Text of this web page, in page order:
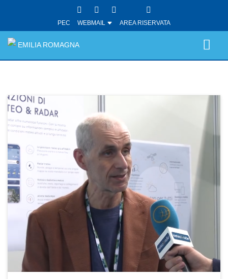
PEC WEBMAIL AREA RISERVATA
EMILIA ROMAGNA